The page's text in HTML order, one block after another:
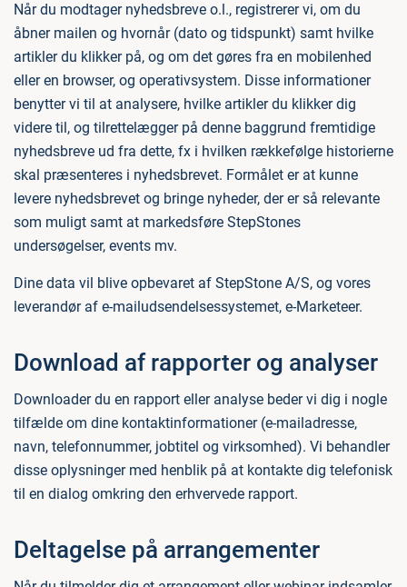
Når du modtager nyhedsbreve o.l., registrerer vi, om du
åbner mailen og hvornår (dato og tidspunkt) samt hvilke
artikler du klikker på, og om det gøres fra en mobilenhed
eller en browser, og operativsystem. Disse informationer
benytter vi til at analysere, hvilke artikler du klikker dig
videre til, og tilrettelægger på denne baggrund fremtidige
nyhedsbreve ud fra dette, fx i hvilken rækkefølge historierne
skal præsenteres i nyhedsbrevet. Formålet er at kunne
levere nyhedsbrevet og bringe nyheder, der er så relevante
som muligt samt at markedsføre StepStones
undersøgelser, events mv.
Dine data vil blive opbevaret af StepStone A/S, og vores
leverandør af e-mailudsendelsessystemet, e-Marketeer.
Download af rapporter og analyser
Downloader du en rapport eller analyse beder vi dig i nogle
tilfælde om dine kontaktinformationer (e-mailadresse,
navn, telefonnummer, jobtitel og virksomhed). Vi behandler
disse oplysninger med henblik på at kontakte dig telefonisk
til en dialog omkring den erhvervede rapport.
Deltagelse på arrangementer